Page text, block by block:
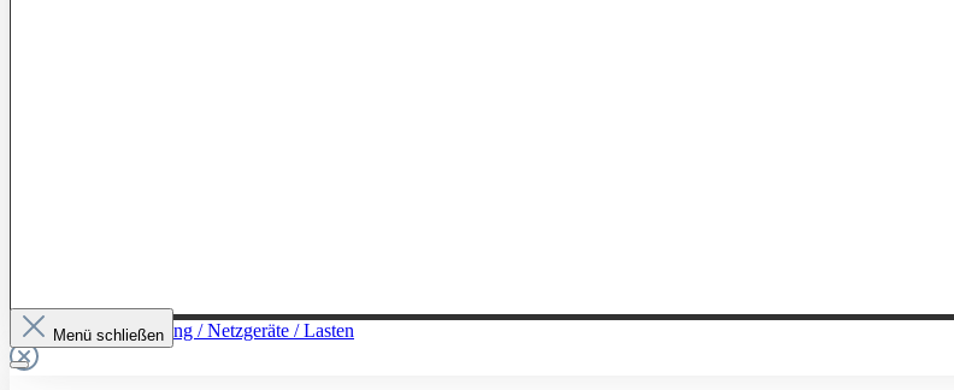
Zur Kategorie: Leistung / Netzgeräte / Lasten
Menü schließen